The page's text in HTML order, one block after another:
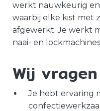
werkt nauwkeurig
waarbij elke kist met
afgewerkt. Je werkt
naai- en
Wij vragen
Je hebt ervaring